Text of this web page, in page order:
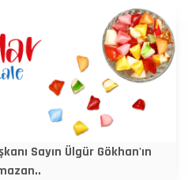
Sayın Ülgür Gökhan'ın